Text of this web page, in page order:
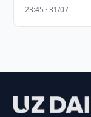
23:45 · 31/07